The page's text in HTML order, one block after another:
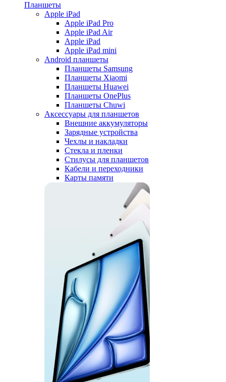
Планшеты
Apple iPad
Apple iPad Pro
Apple iPad Air
Apple iPad
Apple iPad mini
Android планшеты
Планшеты Samsung
Планшеты Xiaomi
Планшеты Huawei
Планшеты OnePlus
Планшеты Chuwi
Аксессуары для планшетов
Внешние аккумуляторы
Зарядные устройства
Чехлы и накладки
Стекла и пленки
Стилусы для планшетов
Кабели и переходники
Карты памяти